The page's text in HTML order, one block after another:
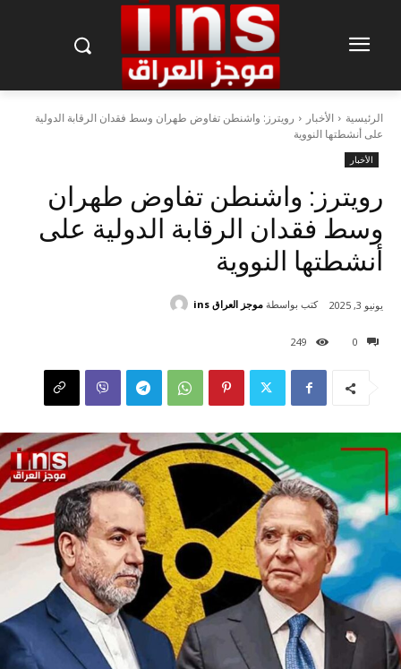
الرئيسية الأخبار
رويترز: واشنطن تفاوض طهران وسط فقدان الرقابة الدولية
على أنشطتها النووية
الأخبار
رويترز: واشنطن تفاوض طهران
وسط فقدان الرقابة الدولية على
أنشطتها النووية
0
249
يونيو 3, 2025 كتب بواسطة موجز العراق ins